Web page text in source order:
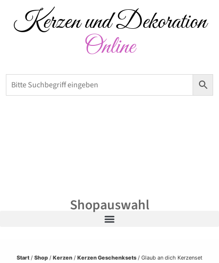
Kerzen und Dekoration
Online
Shopauswahl
Start / Shop / Kerzen / Kerzen Geschenksets / Glaub an dich Kerzenset